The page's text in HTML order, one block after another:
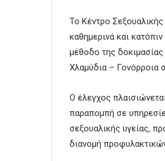
Το Κέντρο
καθημερινά και
μέθοδο της
Χλαμύδια – Γονόρροια
Ο έλεγχος
παραπομπή σε
σεξουαλικής υγείας,
διανομή